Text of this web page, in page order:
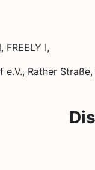
FREELY I,
e.V., Rather